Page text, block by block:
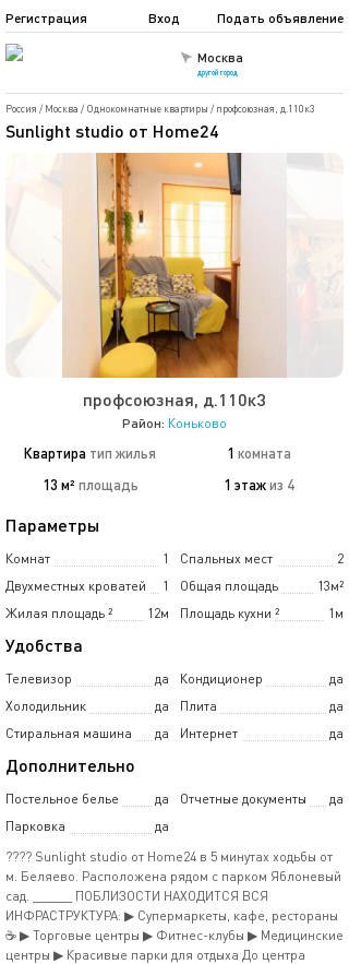
Москва
другой город
Подать объявление
Регистрация Вход
Россия / Москва / Однокомнатные квартиры / профсоюзная, д.110к3
Sunlight studio от Home24
профсоюзная, д.110к3
Район: Коньково
Квартира тип жилья 1 комната
13 м² площадь 1 этажиз 4
Параметры
Комнат 1 Спальных мест
2
Двухместных кроватей
1 Общая площадь
13м²
Жилая площадь
12м
² Площадь кухни 1м
²
Удобства
Телевизор да Кондиционер
да
Холодильник
да Плита
да
Стиральная машина
да Интернет да
Дополнительно
Постельное белье да Отчетные документы
да
Парковка
да
???? Sunlight studio от Home24 в 5 минутах ходьбы от
м. Беляево. Расположена рядом с парком Яблоневый
сад. ______ ПОБЛИЗОСТИ НАХОДИТСЯ ВСЯ
ИНФРАСТРУКТУРА: ▶ Супермаркеты, кафе, рестораны
☕️ ▶ Торговые центры ▶ Фитнес-клубы ▶ Медицинские
центры ▶ Красивые парки для отдыха До центра